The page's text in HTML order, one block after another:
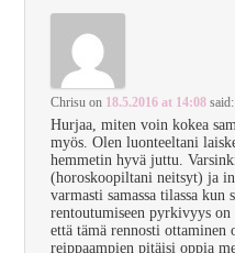
Chrisu on 18.5.2016 at 14:08 said:
Hurjaa, miten voin kokea
myös. Olen luonteeltani
hemmetin hyvä juttu.
(horoskoopiltani neitsyt) ja
varmasti samassa tilassa
rentoutumiseen pyrkivyys
että tämä rennosti
reippaampien pitäisi oppia